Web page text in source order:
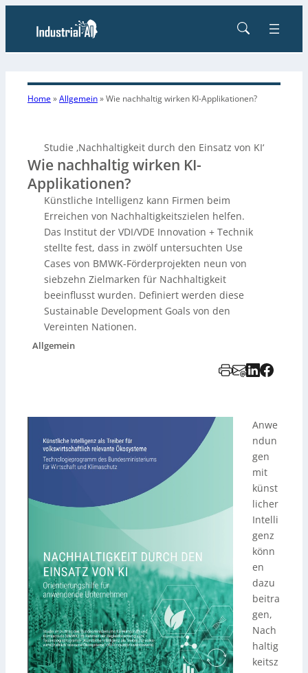
Home»Allgemein»Wie nachhaltig wirken KI-Applikationen?
Studie ‚Nachhaltigkeit durch den Einsatz von KI‘
Wie nachhaltig wirken KI-
Applikationen?
Künstliche Intelligenz kann Firmen beim
Erreichen von Nachhaltigkeitszielen helfen.
Das Institut der VDI/VDE Innovation + Technik
stellte fest, dass in zwölf untersuchten Use
Cases von BMWK-Förderprojekten neun von
siebzehn Zielmarken für Nachhaltigkeit
beeinflusst wurden. Definiert werden diese
Sustainable Development Goals von den
Vereinten Nationen.
Allgemein
Anwe
ndun
gen
mit
künst
licher
Intelli
genz
könn
en
dazu
beitra
gen,
Nach
haltig
keitsz